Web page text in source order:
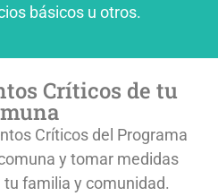
básicos u otros.
Críticos de tu
Críticos del Programa
y tomar medidas
familia y comunidad.